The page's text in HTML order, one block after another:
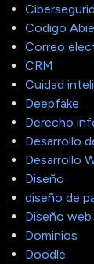
Codigo
Correo
CRM
Cuidad
Deepfake
Derecho
Desarrollo
Desarrollo
Diseño
diseño de
Diseño web
Dominios
Doodle